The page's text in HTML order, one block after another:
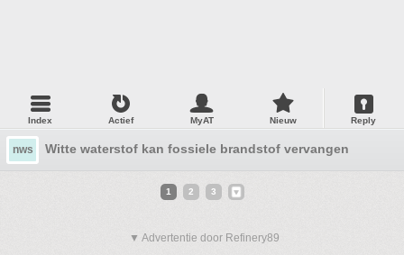
Index Actief MyAT Nieuw Reply
nws Witte waterstof kan fossiele brandstof vervangen
1 2 3
▼ Advertentie door Refinery89